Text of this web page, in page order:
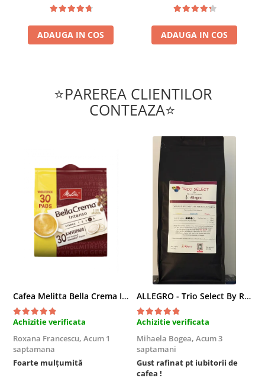
ADAUGA IN COS ADAUGA IN COS
⭐PAREREA CLIENTILOR
CONTEAZA⭐
Cafea Melitta Bella Crema Intenso, 30 paduri, compatibile Senseo
Achizitie verificata
Roxana Francescu, Acum 1
saptamana
Foarte mulțumită
ALLEGRO - Trio Select By Razvan Paunescu, 1 kg, 100% Arabica, (Columbia, Guatemala, Etiopia)
Achizitie verificata
Mihaela Bogea, Acum 3
saptamani
Gust rafinat pt iubitorii de
cafea !